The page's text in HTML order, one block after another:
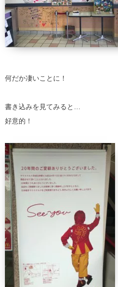
何だか凄いことに！
書き込みを見てみると…
好意的！